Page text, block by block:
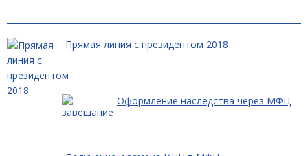
Прямая линия с президентом 2018
Оформление наследства через МФЦ